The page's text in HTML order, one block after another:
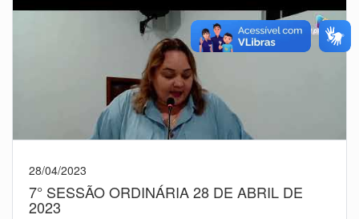
28/04/2023
7° SESSÃO ORDINÁRIA 28 DE ABRIL DE
2023